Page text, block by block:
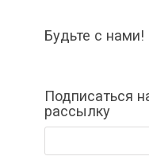
Будьте с нами!
Подписаться
рассылку